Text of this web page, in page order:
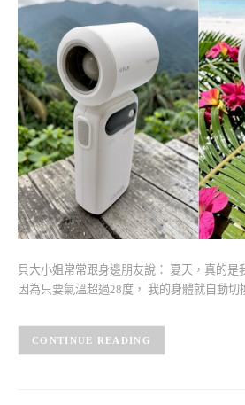
貝大小姐常常跟身邊朋友說： 夏天，真的是
因為只要氣溫超過28度， 我的身體就自動
CONTINUE READING